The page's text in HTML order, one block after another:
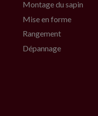
Montage du sapin
Mise en forme
Rangement
Dépannage